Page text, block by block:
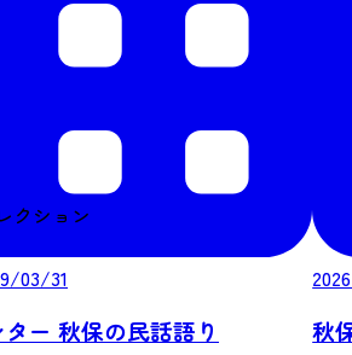
報（音楽・展示会）
報
ム・プロオーケストラ
クション
クション
索（予約）
お知らせ
03/31
ー 秋保の民話語り 秋